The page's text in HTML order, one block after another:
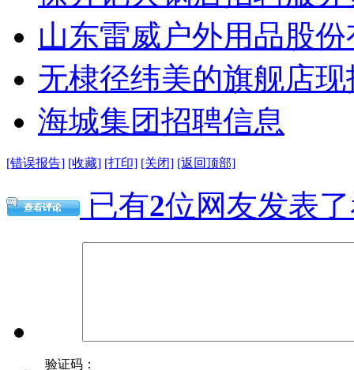
山东雷威户外用品股
无棣径纬美的旗舰店
海城集团招聘信息
[错误报告] [收藏] [打印] [关闭] [返回顶部]
已有2位网友发表
验证码：